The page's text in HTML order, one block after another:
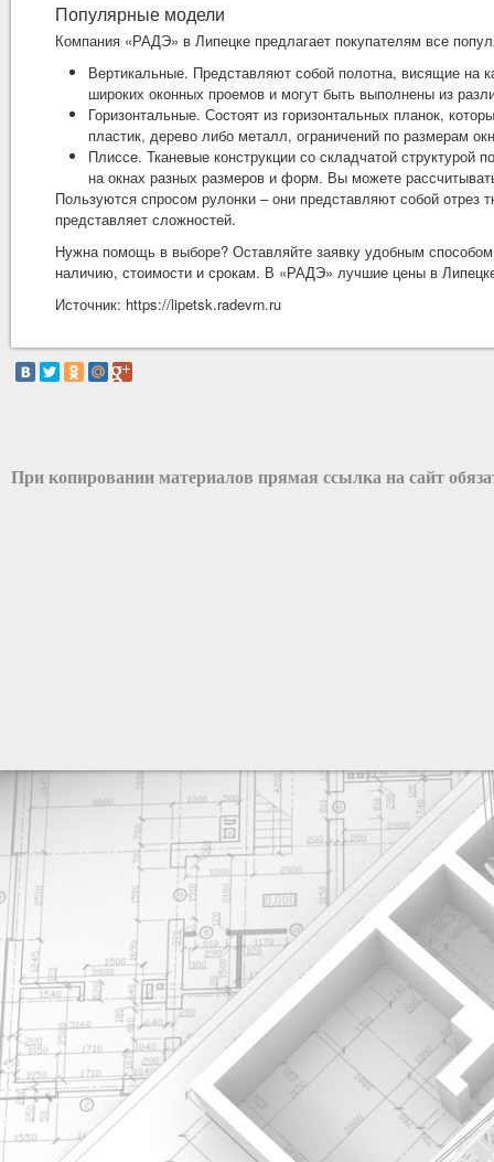
Популярные модели
Компания «РАДЭ» в Липецке предлагает покупателям все
Вертикальные. Представляют собой полотна, висящие
широких оконных проемов и могут быть выполнены из
Горизонтальные. Состоят из горизонтальных планок,
пластик, дерево либо металл, ограничений по размерам
Плиссе. Тканевые конструкции со складчатой
на окнах разных размеров и форм. Вы можете
Пользуются спросом рулонки – они представляют собой отрез
представляет сложностей.
Нужна помощь в выборе? Оставляйте заявку удобным
наличию, стоимости и срокам. В «РАДЭ» лучшие цены в
Источник: https://lipetsk.radevrn.ru
При копировании материалов прямая ссылка на сайт